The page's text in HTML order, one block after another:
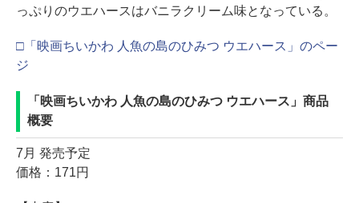
っぷりのウエハースはバニラクリーム味となっている。
□「映画ちいかわ 人魚の島のひみつ ウエハース」のペー
ジ
「映画ちいかわ 人魚の島のひみつ ウエハース」商品
概要
7月 発売予定
価格：171円